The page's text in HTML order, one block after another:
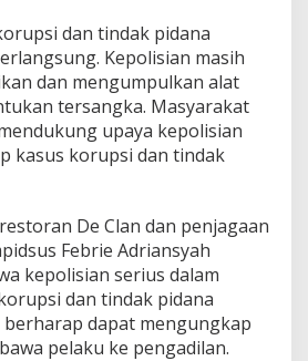
dan tindak pidana
Kepolisian masih
dan mengumpulkan alat
tersangka. Masyarakat
upaya kepolisian
kasus korupsi dan tindak
De Clan dan penjagaan
Febrie Adriansyah
kepolisian serius dalam
dan tindak pidana
berharap dapat mengungkap
pelaku ke pengadilan.